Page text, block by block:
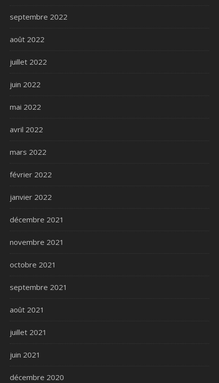
septembre 2022
août 2022
juillet 2022
juin 2022
mai 2022
avril 2022
mars 2022
février 2022
janvier 2022
décembre 2021
novembre 2021
octobre 2021
septembre 2021
août 2021
juillet 2021
juin 2021
décembre 2020